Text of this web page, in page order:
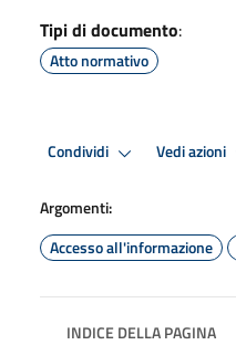
Tipi di documento:
Atto normativo
Condividi Vedi azioni
Argomenti:
Accesso all'informazione
INDICE DELLA PAGINA